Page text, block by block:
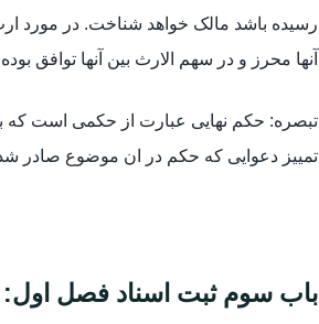
رسیده باشد مالک خواهد شناخت. در مورد
آنها محرز و در سهم الارث بین آنها توافق
تبصره: حکم نهایی عبارت از حکمی است که
تمییز دعوایی که حکم در ان موضوع صادر
باب سوم ثبت اسناد فصل